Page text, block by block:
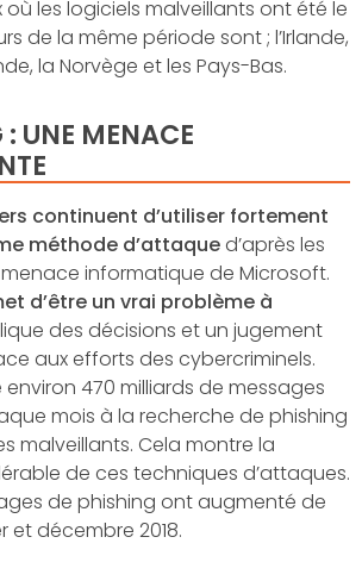
où les logiciels malveillants ont été le
de la même période sont ; l’Irlande,
la Norvège et les Pays-Bas.
UNE MENACE
continuent d’utiliser fortement
méthode d’attaqued’après les
informatique de Microsoft.
d’être un vrai problème à
des décisions et un jugement
aux efforts des cybercriminels.
470 milliards de messages
mois à la recherche de phishing
malveillants. Cela montre la
de ces techniques d’attaques.
de phishing ont augmenté de
et décembre 2018.